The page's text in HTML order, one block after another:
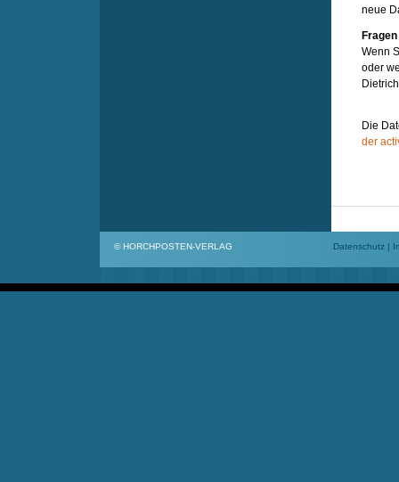
neue
Wenn
oder
Die
der
© HORCHPOSTEN-VERLAG Datenschutz |